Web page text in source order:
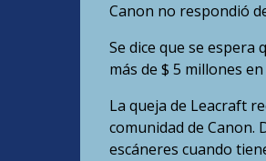
Canon no respondió
Se dice que se espera
más de $ 5 millones
La queja de Leacraft
comunidad de Canon.
escáneres cuando